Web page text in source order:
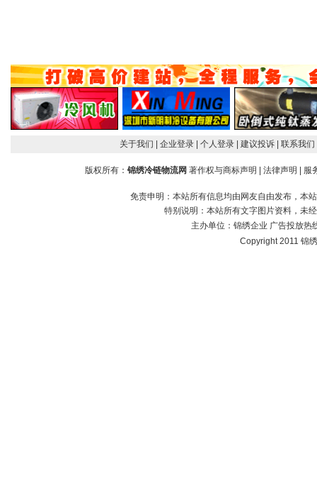
关于我们 | 企业登录 | 个人登录 | 建议投诉 | 联系我们
版权所有： 锦绣冷链物流网 著作权与商标声明 | 法律声明 | 服
免责申明：本站所有信息均由网友自由发布，本
特别说明：本站所有文字图片资料，未
主办单位： 锦绣企业 广告投放热
Copyright 2011 锦